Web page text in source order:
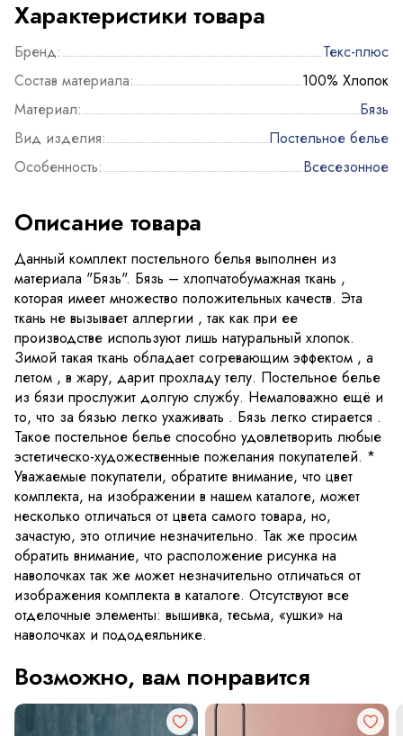
Характеристики товара
Бренд:
Текс-плюс
Состав материала:
100% Хлопок
Материал:
Бязь
Вид изделия:
Постельное белье
Особенность:
Всесезонное
Описание товара
Данный комплект постельного белья выполнен из
материала "Бязь". Бязь – хлопчатобумажная ткань ,
которая имеет множество положительных качеств. Эта
ткань не вызывает аллергии , так как при ее
производстве используют лишь натуральный хлопок.
Зимой такая ткань обладает согревающим эффектом , а
летом , в жару, дарит прохладу телу. Постельное белье
из бязи прослужит долгую службу. Немаловажно ещё и
то, что за бязью легко ухаживать . Бязь легко стирается .
Такое постельное белье способно удовлетворить любые
эстетическо-художественные пожелания покупателей. *
Уважаемые покупатели, обратите внимание, что цвет
комплекта, на изображении в нашем каталоге, может
несколько отличаться от цвета самого товара, но,
зачастую, это отличие незначительно. Так же просим
обратить внимание, что расположение рисунка на
наволочках так же может незначительно отличаться от
изображения комплекта в каталоге. Отсутствуют все
отделочные элементы: вышивка, тесьма, «ушки» на
наволочках и пододеяльнике.
Возможно, вам понравится